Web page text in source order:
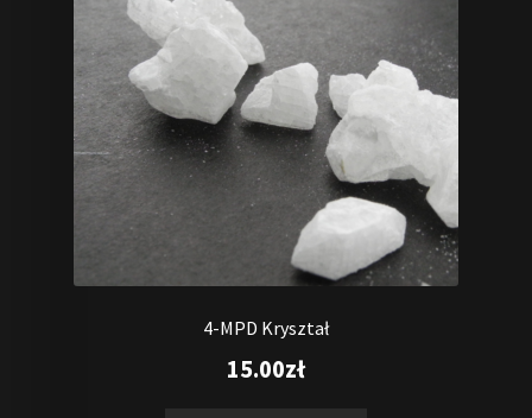
4-MPD Kryształ
15.00zł